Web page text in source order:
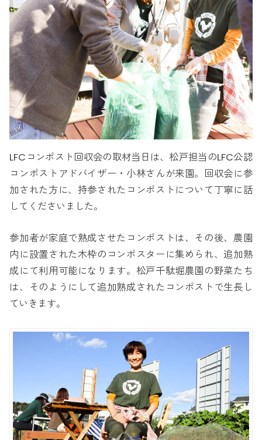
LFCコンポスト回収会の取材当日は、松戸担当のLFC公認
コンポストアドバイザー・小林さんが来園。回収会に参
加された方に、持参されたコンポストについて丁寧に話
してくださいました。
参加者が家庭で熟成させたコンポストは、その後、農園
内に設置された木枠のコンポスターに集められ、追加熟
成にて利用可能になります。松戸千駄堀農園の野菜たち
は、そのようにして追加熟成されたコンポストで生長し
ていきます。